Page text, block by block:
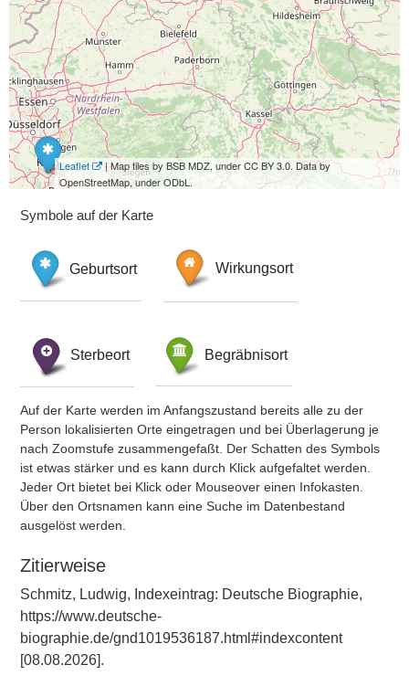
Leaflet
| Map tiles by BSB MDZ, under CC BY 3.0. Data by
OpenStreetMap, under ODbL.
Symbole auf der Karte
Geburtsort Wirkungsort
Sterbeort Begräbnisort
Auf der Karte werden im Anfangszustand bereits alle zu der
Person lokalisierten Orte eingetragen und bei Überlagerung je
nach Zoomstufe zusammengefaßt. Der Schatten des Symbols
ist etwas stärker und es kann durch Klick aufgefaltet werden.
Jeder Ort bietet bei Klick oder Mouseover einen Infokasten.
Über den Ortsnamen kann eine Suche im Datenbestand
ausgelöst werden.
Zitierweise
Schmitz, Ludwig, Indexeintrag: Deutsche Biographie,
https://www.deutsche-
biographie.de/gnd1019536187.html#indexcontent
[08.08.2026].